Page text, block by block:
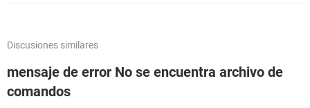
Discusiones similares
mensaje de error No se encuentra archivo de
comandos